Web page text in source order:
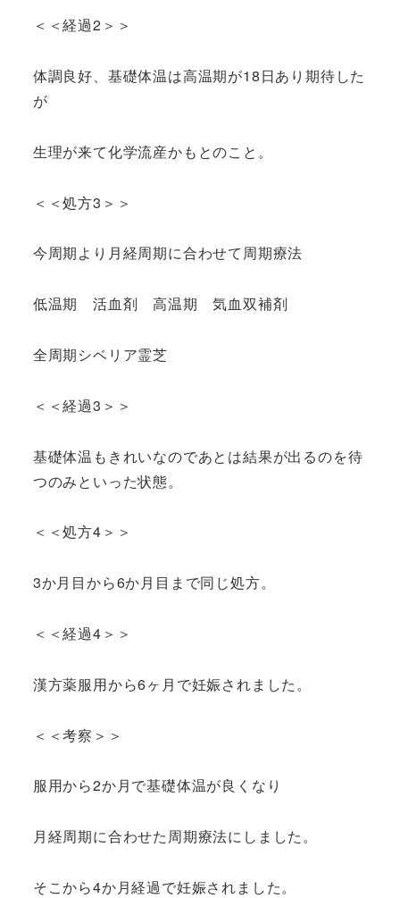
＜＜経過2＞＞
体調良好、基礎体温は高温期が18日あり期待した
が
生理が来て化学流産かもとのこと。
＜＜処方3＞＞
今周期より月経周期に合わせて周期療法
低温期 活血剤 高温期 気血双補剤
全周期シベリア霊芝
＜＜経過3＞＞
基礎体温もきれいなのであとは結果が出るのを待
つのみといった状態。
＜＜処方4＞＞
3か月目から6か月目まで同じ処方。
＜＜経過4＞＞
漢方薬服用から6ヶ月で妊娠されました。
＜＜考察＞＞
服用から2か月で基礎体温が良くなり
月経周期に合わせた周期療法にしました。
そこから4か月経過で妊娠されました。